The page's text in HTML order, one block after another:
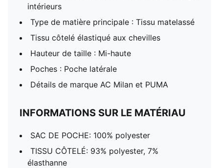
intérieurs
Type de matière principale : Tissu matelassé
Tissu côtelé élastiqué aux chevilles
Hauteur de taille : Mi-haute
Poches : Poche latérale
Détails de marque AC Milan et PUMA
INFORMATIONS SUR LE MATÉRIAU
SAC DE POCHE: 100% polyester
TISSU CÔTELÉ: 93% polyester, 7%
élasthanne